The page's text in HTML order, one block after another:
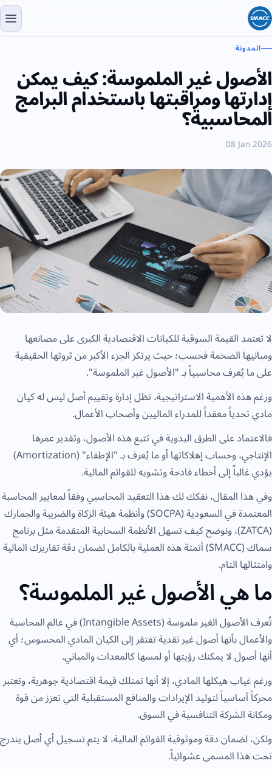
المدونة
الأصول غير الملموسة: كيف يمكن
إدارتها ومراقبتها باستخدام البرامج
المحاسبية؟
08 Jan 2026
لا تعتمد القيمة السوقية للكيانات الاقتصادية الكبرى على مصانعها
ومبانيها الضخمة فحسب؛ حيث يرتكز الجزء الأكبر من ثروتها الحقيقية
على ما يُعرف محاسبياً بـ "الأصول غير الملموسة".
ورغم هذه الأهمية الاستراتيجية، تظل إدارة وتقييم أصل ليس له كيان
مادي تحدياً معقداً للمدراء الماليين وأصحاب الأعمال.
فالاعتماد على الطرق اليدوية في تتبع هذه الأصول، وتقدير عمرها
الإنتاجي، وحساب إهلاكاتها أو ما يُعرف بـ "الإطفاء" (Amortization)
يؤدي غالباً إلى أخطاء فادحة وتشويه للقوائم المالية.
وفي هذا المقال، نفكك لك هذا التعقيد المحاسبي وفقاً لمعايير المحاسبة
المعتمدة في السعودية (SOCPA) وأنظمة هيئة الزكاة والضريبة والجمارك
(ZATCA)، ونوضح كيف تسهل الأنظمة السحابية المتقدمة مثل برنامج
سماك (SMACC) أتمتة هذه العملية بالكامل لضمان دقة تقاريرك المالية
وامتثالها التام.
ما هي الأصول غير الملموسة؟
تُعرف الأصول الغير ملموسة (Intangible Assets) في عالم المحاسبة
والأعمال بأنها أصول غير نقدية تفتقر إلى الكيان المادي المحسوس؛ أي
أنها أصول لا يمكنك رؤيتها أو لمسها كالمعدات والمباني.
ورغم غياب هيكلها المادي، إلا أنها تمتلك قيمة اقتصادية جوهرية، وتعتبر
محركاً أساسياً لتوليد الإيرادات والمنافع المستقبلية التي تعزز من قوة
ومكانة الشركة التنافسية في السوق.
ولكن، لضمان دقة وموثوقية القوائم المالية، لا يتم تسجيل أي أصل يندرج
تحت هذا المسمى عشوائياً.